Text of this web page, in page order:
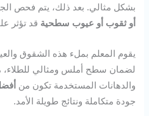
بشكل مثالي. بعد ذلك، يتم فحص
أو ثقوب أو عيوب سطحية قد تؤثر
يقوم المعلم بملء هذه الشقوق
لضمان سطح أملس ومثالي للطلاء،
والدهانات المستخدمة تكون من
جودة متكاملة ونتائج طويلة الأمد.